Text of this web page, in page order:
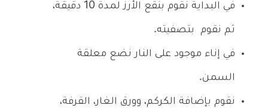
في البداية نقوم بنقع الأرز لمدة 10 دقيقة،
ثم نقوم بتصفيته.
في إناء موجود على النار نضع معلقة
السمن.
نقوم بإضافة الكركم، وورق الغار، القرفة،